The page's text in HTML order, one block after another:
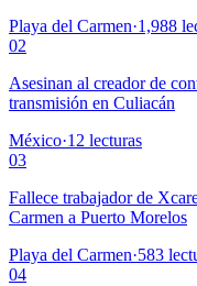
Playa del Carmen·1,988
02
Asesinan al creador de
transmisión en Culiacán
México·12 lecturas
03
Fallece trabajador de
Carmen a Puerto Morelos
Playa del Carmen·583
04